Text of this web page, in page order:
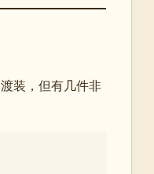
装，但有几件非